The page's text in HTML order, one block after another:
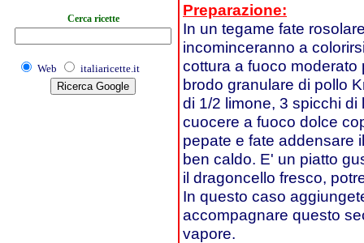
Cerca ricette
Web italiaricette.it
Preparazione:
In un tegame fate
incominceranno a
cottura a fuoco
brodo granulare di pollo
di 1/2 limone, 3 spicchi
cuocere a fuoco dolce
pepate e fate addensare
ben caldo. E' un piatto
il dragoncello fresco,
In questo caso
accompagnare questo
vapore.